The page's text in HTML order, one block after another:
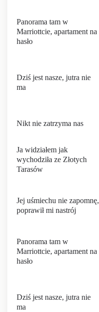
Panorama tam w
Marriottcie, apartament na
hasło
Dziś jest nasze, jutra nie
ma
Nikt nie zatrzyma nas
Ja widziałem jak
wychodziła ze Złotych
Tarasów
Jej uśmiechu nie zapomnę,
poprawił mi nastrój
Panorama tam w
Marriottcie, apartament na
hasło
Dziś jest nasze, jutra nie
ma